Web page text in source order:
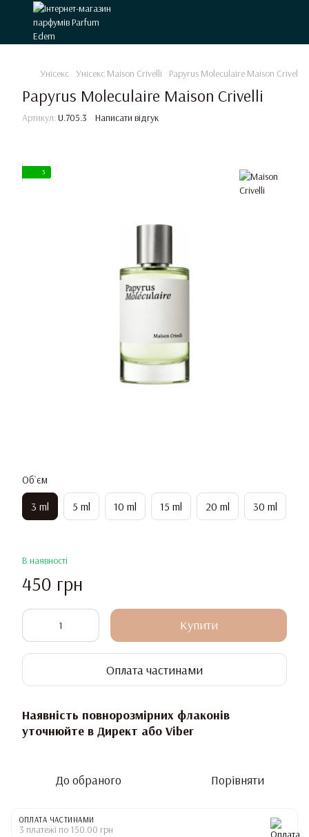
Унісекс Унісекс Maison Crivelli Papyrus Moleculaire Maison Crivelli
Papyrus Moleculaire Maison Crivelli
Артикул: U.705.3 Написати відгук
3
Об`єм
3 ml 5 ml 10 ml 15 ml 20 ml 30 ml
В наявності
450 грн
Купити
Оплата частинами
Наявність повнорозмірних флаконів
уточнюйте в Директ або Viber
До обраного Порівняти
ОПЛАТА ЧАСТИНАМИ
3 платежі по 150.00 грн